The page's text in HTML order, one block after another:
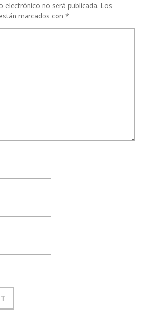
electrónico no será publicada. Los
marcados con *